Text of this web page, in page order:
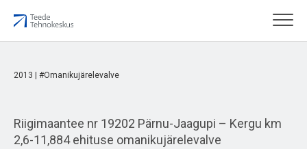
2013 | #Omanikujärelevalve
Riigimaantee nr 19202 Pärnu-Jaagupi – Kergu km
2,6-11,884 ehituse omanikujärelevalve